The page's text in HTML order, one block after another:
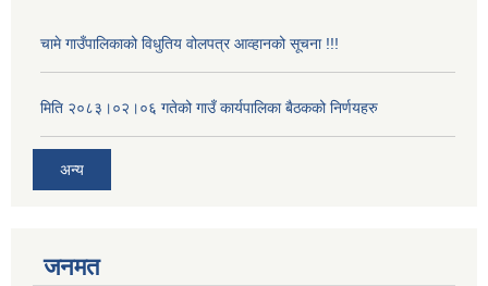
चामे गाउँपालिकाको विधुतिय वोलपत्र आव्हानको सूचना !!!
मिति २०८३।०२।०६ गतेको गाउँ कार्यपालिका बैठकको निर्णयहरु
अन्य
जनमत